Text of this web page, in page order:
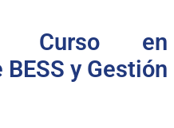
Curso en
y Gestión